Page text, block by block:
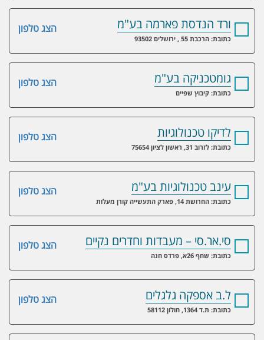
הצג טלפון ורד הנדסת פארמה בע"מ
כתובת: הרכבת 55 , ירושלים 93502
הצג טלפון גומטכניקה בע"מ
כתובת: קיבוץ שפיים
הצג טלפון לדיקו טכנולוגיות
כתובת: לזרוב 31, ראשון לציון 75654
הצג טלפון עינב טכנולוגיות בע"מ
כתובת: החרושת 14, פארק התעשייה קורן מעלות
הצג טלפון סי.אר.סי – מעבדות וחדרים נקיים
כתובת: שחף 26א, פרדס חנה
הצג טלפון ל.ב אספקה גלגלים
כתובת: ת.ד 1364, חולון 58112